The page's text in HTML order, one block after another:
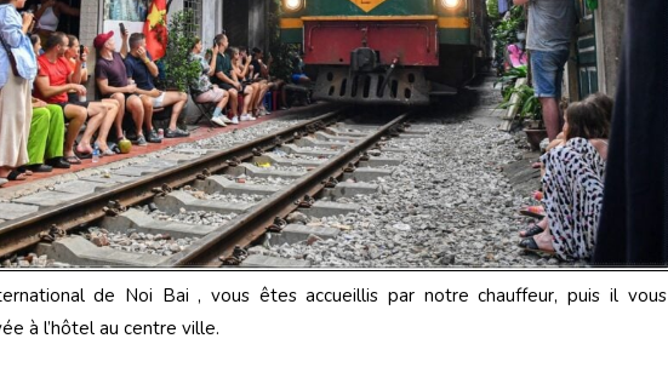
de Noi Bai , vous êtes accueillis par notre chauffeur, puis il vous
à l’hôtel au centre ville.